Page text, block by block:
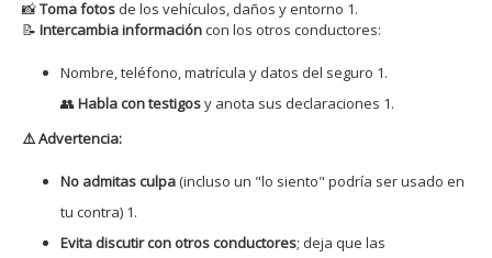
📸Toma fotos de los vehículos, daños y entorno 1.
📝 Intercambia informacióncon los otros conductores:
Nombre, teléfono, matrícula y datos del seguro 1.
👥Habla con testigosy anota sus declaraciones 1.
⚠️ Advertencia:
No admitas culpa(incluso un "lo siento" podría ser usado en
tu contra) 1.
Evita discutir con otros conductores; deja que las